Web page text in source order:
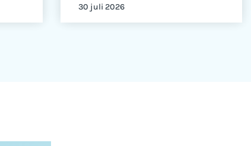
30 juli 2026